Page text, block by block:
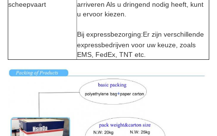
scheepvaart
arriveren Als u dringend nodig heeft, kunt
u ervoor kiezen.
Bij expressbezorging:Er zijn verschillende
expressbedrijven voor uw keuze, zoals
EMS, FedEx, TNT etc.